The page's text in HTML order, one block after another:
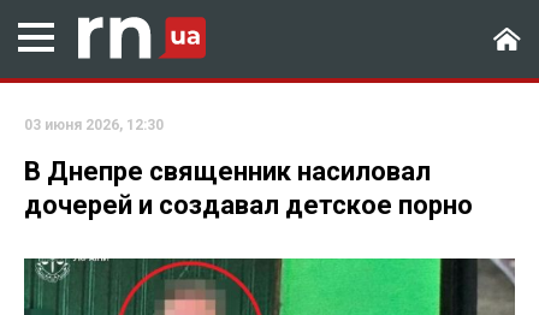
03 июня 2026, 12:30
В Днепре священник насиловал
дочерей и создавал детское порно